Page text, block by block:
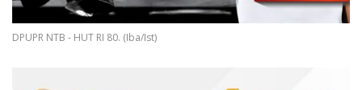
DPUPR NTB - HUT RI 80. (Iba/Ist)